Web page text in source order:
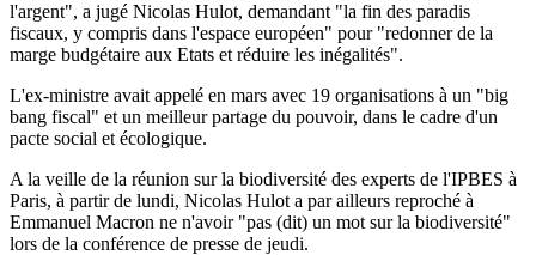
l'argent", a jugé Nicolas Hulot, demandant "la fin des paradis
fiscaux, y compris dans l'espace européen" pour "redonner de la
marge budgétaire aux Etats et réduire les inégalités".
L'ex-ministre avait appelé en mars avec 19 organisations à un "big
bang fiscal" et un meilleur partage du pouvoir, dans le cadre d'un
pacte social et écologique.
A la veille de la réunion sur la biodiversité des experts de l'IPBES à
Paris, à partir de lundi, Nicolas Hulot a par ailleurs reproché à
Emmanuel Macron ne n'avoir "pas (dit) un mot sur la biodiversité"
lors de la conférence de presse de jeudi.